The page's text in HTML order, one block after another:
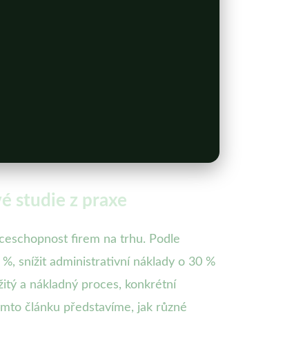
studie z praxe
firem na trhu. Podle
snížit administrativní náklady o 30 %
a nákladný proces, konkrétní
článku představíme, jak různé